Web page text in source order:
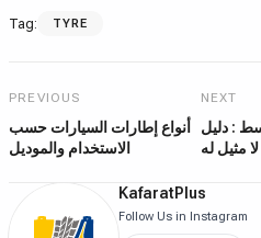
Tag: TYRE
PREVIOUS
أنواع إطارات السيارات حسب
الاستخدام والموديل
NEXT
: دليل
مثيل له
KafaratPlus
Follow Us in Instagram